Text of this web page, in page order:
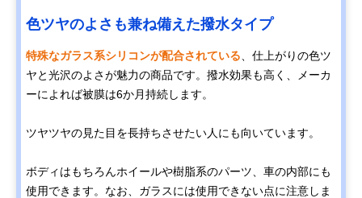
色ツヤのよさも兼ね備えた撥水タイプ
特殊なガラス系シリコンが配合されている 、仕上がりの色ツ
ヤと光沢のよさが魅力の商品です。撥水効果も高く、メーカ
ーによれば被膜は6か月持続します。
ツヤツヤの見た目を長持ちさせたい人にも向いています。
ボディはもちろんホイールや樹脂系のパーツ、車の内部にも
使用できます。なお、ガラスには使用できない点に注意しま